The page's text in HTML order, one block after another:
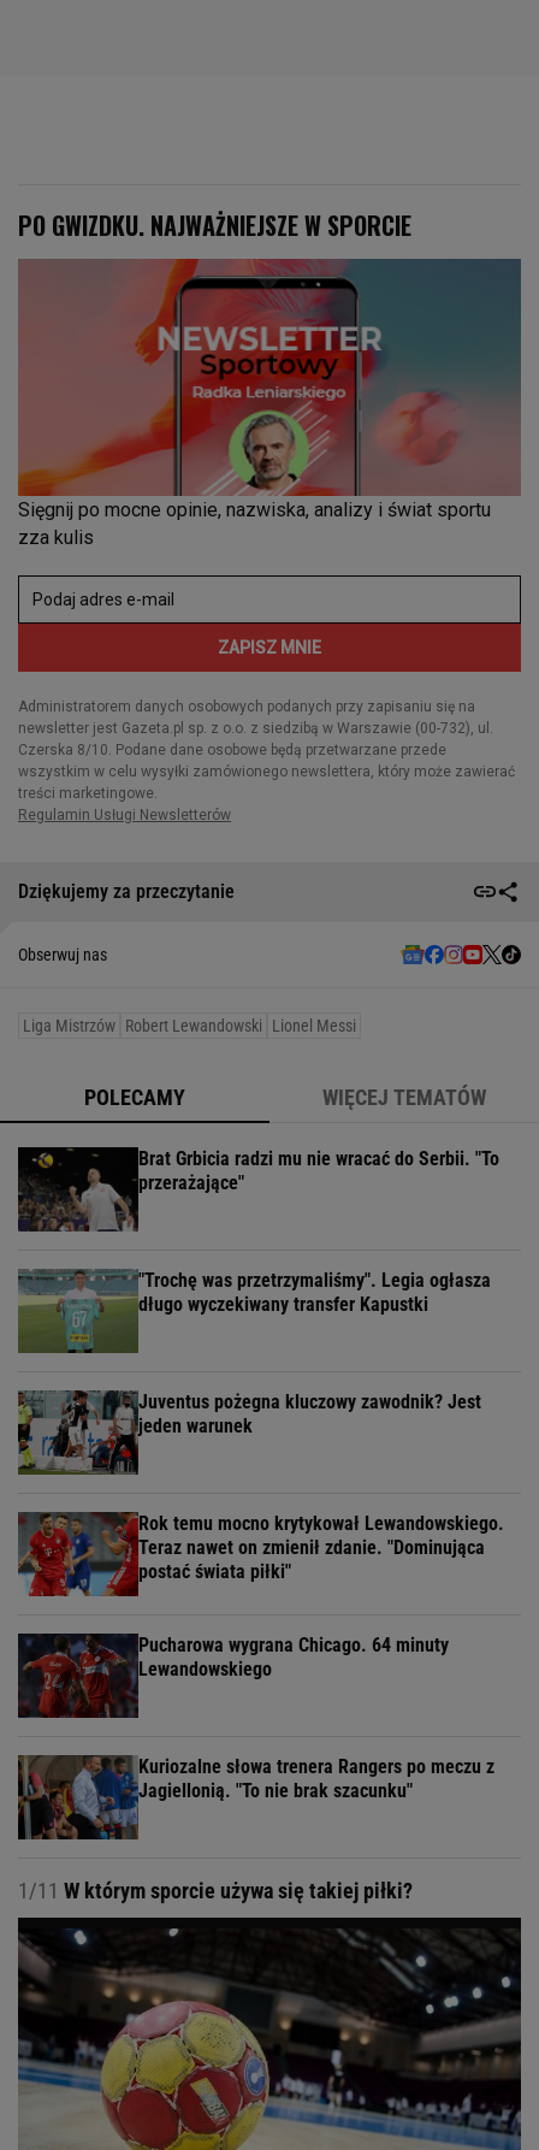
Dziękujemy za przeczytanie
Obserwuj nas
Liga Mistrzów Robert Lewandowski Lionel Messi
POLECAMY WIĘCEJ TEMATÓW
Brat Grbicia radzi mu nie wracać do Serbii. "To
przerażające"
"Trochę was przetrzymaliśmy". Legia ogłasza
długo wyczekiwany transfer Kapustki
Juventus pożegna kluczowy zawodnik? Jest
jeden warunek
Rok temu mocno krytykował Lewandowskiego.
Teraz nawet on zmienił zdanie. "Dominująca
postać świata piłki"
Pucharowa wygrana Chicago. 64 minuty
Lewandowskiego
Kuriozalne słowa trenera Rangers po meczu z
Jagiellonią. "To nie brak szacunku"
1/11 W którym sporcie używa się takiej piłki?